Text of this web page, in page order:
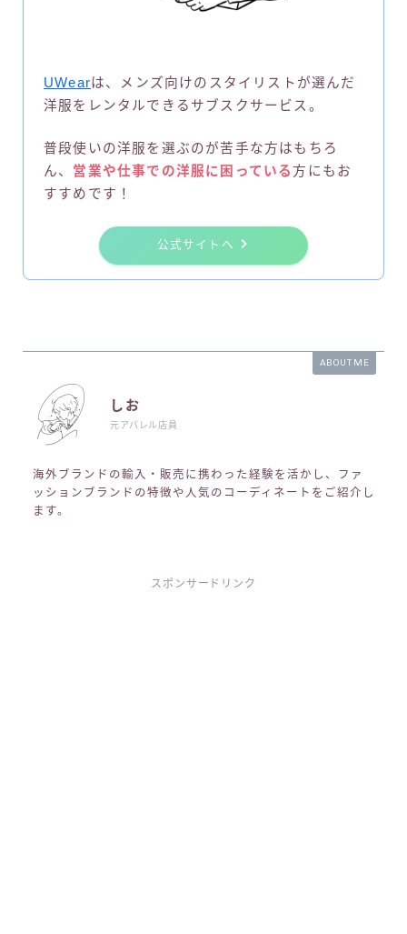
UWearは、メンズ向けのスタイリストが選んだ
洋服をレンタルできるサブスクサービス。
普段使いの洋服を選ぶのが苦手な方はもちろ
ん、 営業や仕事での洋服に困っている方にもお
すすめです！
公式サイトへ
ABOUT ME
しお
元アパレル店員
海外ブランドの輸入・販売に携わった経験を活かし、ファ
ッションブランドの特徴や人気のコーディネートをご紹介し
ます。
スポンサードリンク